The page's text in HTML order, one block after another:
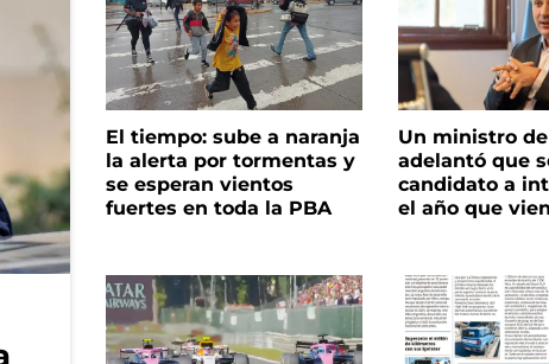
El tiempo: sube a naranja
la alerta por tormentas y
se esperan vientos
fuertes en toda la PBA
Un ministro
adelantó que
candidato a
el año que